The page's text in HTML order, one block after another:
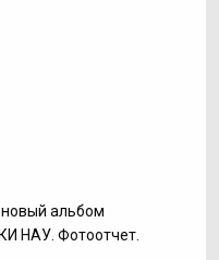
новый альбом
НАУ. Фотоотчет.